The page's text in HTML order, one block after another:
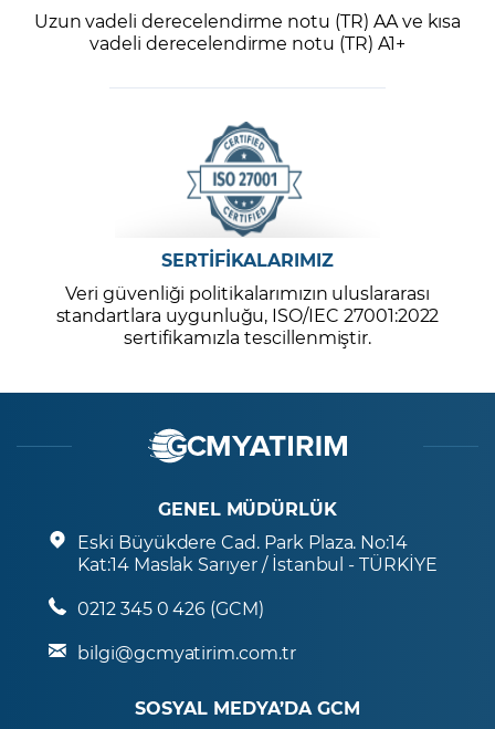
Uzun vadeli derecelendirme notu (TR) AA ve kısa
vadeli derecelendirme notu (TR) A1+
SERTİFİKALARIMIZ
Veri güvenliği politikalarımızın uluslararası
standartlara uygunluğu, ISO/IEC 27001:2022
sertifikamızla tescillenmiştir.
GENEL MÜDÜRLÜK
Eski Büyükdere Cad. Park Plaza. No:14
Kat:14 Maslak Sarıyer / İstanbul - TÜRKİYE
0212 345 0 426 (GCM)
bilgi@gcmyatirim.com.tr
SOSYAL MEDYA’DA GCM